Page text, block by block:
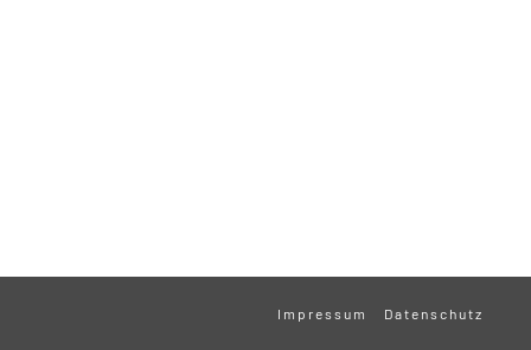
Impressum Datenschutz